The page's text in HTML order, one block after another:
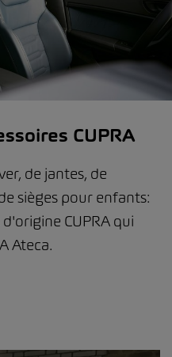
CUPRA
de jantes, de
sièges pour enfants:
CUPRA qui
Ateca.